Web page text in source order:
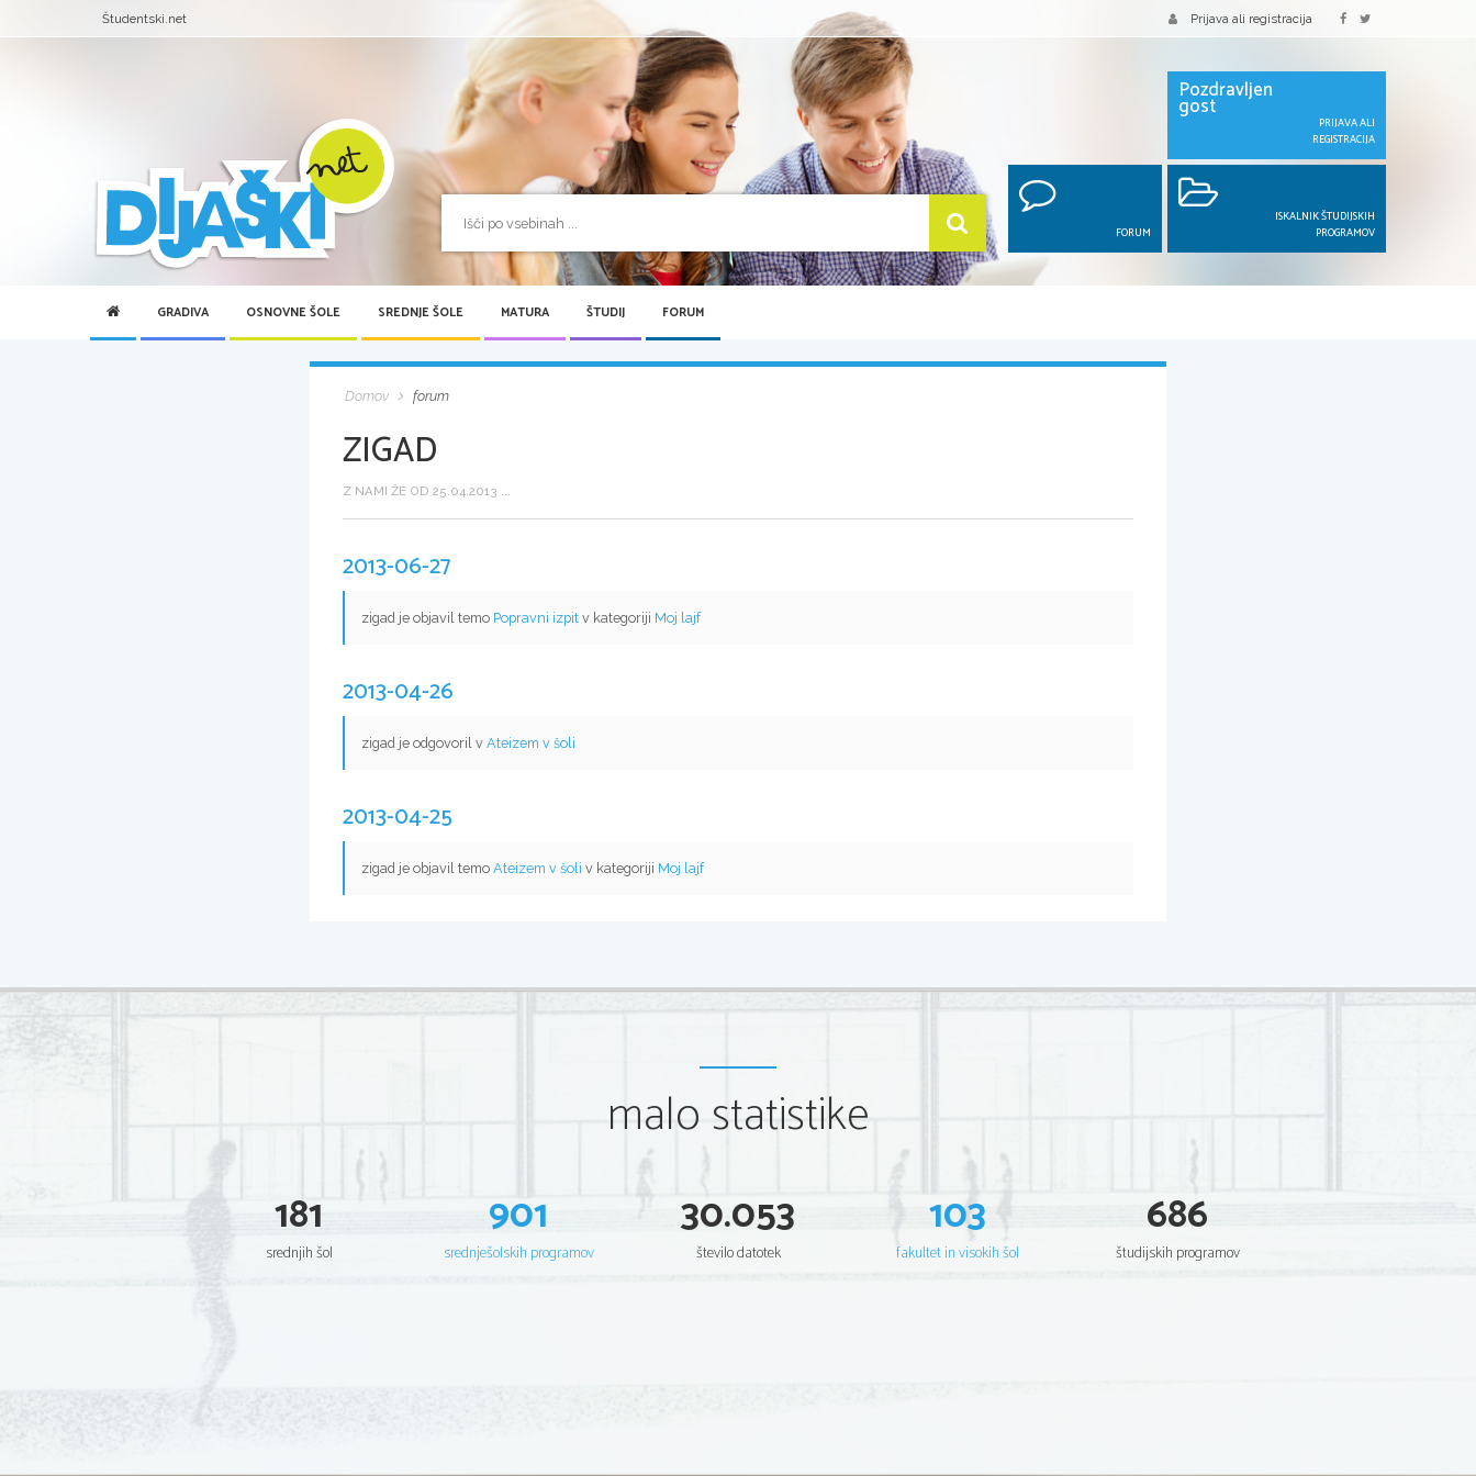
Študentski.net Prijava ali registracija
Pozdravljen
gost
PRIJAVA ALI
REGISTRACIJA
FORUM
ISKALNIK ŠTUDIJSKIH
PROGRAMOV
GRADIVA OSNOVNE ŠOLE SREDNJE ŠOLE MATURA ŠTUDIJ FORUM
Domov forum
ZIGAD
Z NAMI ŽE OD 25.04.2013 ...
2013-06-27
zigad je objavil temo Popravni izpit v kategoriji Moj lajf
2013-04-26
zigad je odgovoril v Ateizem v šoli
2013-04-25
zigad je objavil temo Ateizem v šoli v kategoriji Moj lajf
malo statistike
181
srednjih šol
901
srednješolskih programov
30.053
število datotek
103
fakultet in visokih šol
686
študijskih programov